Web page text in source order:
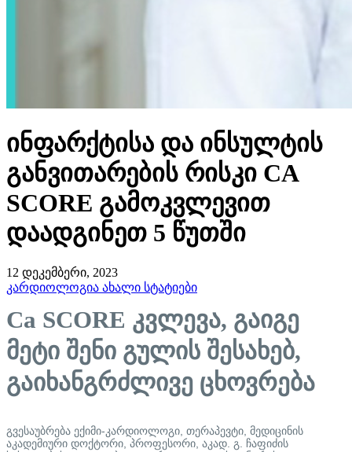
ინფარქტისა და ინსულტის
განვითარების რისკი CA
SCORE გამოკვლევით
დაადგინეთ 5 წუთში
12 დეკემბერი, 2023
კარდიოლოგია ახალი სტატიები
Ca SCORE კვლევა, გაიგე
მეტი შენი გულის შესახებ,
გაიხანგრძლივე ცხოვრება
გვესაუბრება ექიმი-კარდიოლოგი, თერაპევტი, მედიცინის
აკადემიური დოქტორი, პროფესორი, აკად. გ. ჩაფიძის